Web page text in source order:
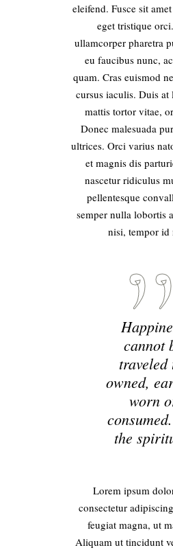
eleifend. Fusce sit
eget tristique
ullamcorper pharetra
eu faucibus nunc,
quam. Cras euismod
cursus iaculis. Duis
mattis tortor vitae,
Donec malesuada
ultrices. Orci varius
et magnis dis
nascetur ridiculus
pellentesque
semper nulla lobortis
nisi, tempor id
cannot
traveled
owned,
worn
the
Lorem ipsum
consectetur
feugiat magna, ut
Aliquam ut tincidunt